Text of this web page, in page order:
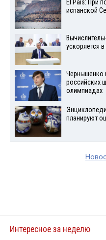
El País: При
испанской
ускоряется
Чернышенко
российских
олимпиадах
планируют
Интересное за неделю